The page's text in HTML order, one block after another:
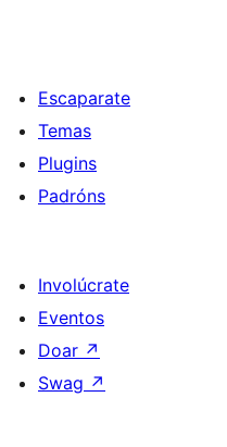
Escaparate
Temas
Plugins
Padróns
Involúcrate
Eventos
Doar ↗
Swag ↗